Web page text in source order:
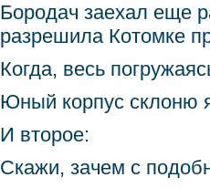
Бородач заехал еще
разрешила Котомке
Когда, весь
Юный корпус склоню
И второе:
Скажи, зачем с